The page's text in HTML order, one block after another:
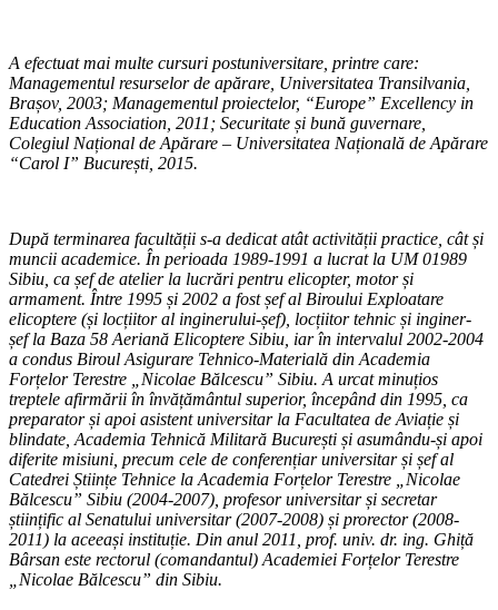
A efectuat mai multe cursuri postuniversitare, printre care:
Managementul resurselor de apărare, Universitatea Transilvania,
Brașov, 2003; Managementul proiectelor, “Europe” Excellency in
Education Association, 2011; Securitate și bună guvernare,
Colegiul Național de Apărare – Universitatea Națională de Apărare
“Carol I” București, 2015.
După terminarea facultății s-a dedicat atât activității practice, cât și
muncii academice. În perioada 1989-1991 a lucrat la UM 01989
Sibiu, ca șef de atelier la lucrări pentru elicopter, motor și
armament. Între 1995 și 2002 a fost șef al Biroului Exploatare
elicoptere (și locțiitor al inginerului-șef), locțiitor tehnic și inginer-
șef la Baza 58 Aeriană Elicoptere Sibiu, iar în intervalul 2002-2004
a condus Biroul Asigurare Tehnico-Materială din Academia
Forțelor Terestre „Nicolae Bălcescu” Sibiu. A urcat minuțios
treptele afirmării în învățământul superior, începând din 1995, ca
preparator și apoi asistent universitar la Facultatea de Aviație și
blindate, Academia Tehnică Militară București și asumându-și apoi
diferite misiuni, precum cele de conferențiar universitar și șef al
Catedrei Științe Tehnice la Academia Forțelor Terestre „Nicolae
Bălcescu” Sibiu (2004-2007), profesor universitar și secretar
științific al Senatului universitar (2007-2008) și prorector (2008-
2011) la aceeași instituție. Din anul 2011, prof. univ. dr. ing. Ghiță
Bârsan este rectorul (comandantul) Academiei Forțelor Terestre
„Nicolae Bălcescu” din Sibiu.